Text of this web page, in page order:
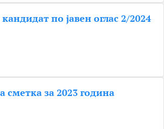
по јавен оглас 2/2024
сметка за 2023 година